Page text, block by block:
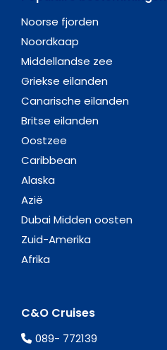
Noorse fjorden
Noordkaap
Middellandse zee
Griekse eilanden
Canarische eilanden
Britse eilanden
Oostzee
Caribbean
Alaska
Azië
Dubai Midden oosten
Zuid-Amerika
Afrika
C&O Cruises
089- 772139